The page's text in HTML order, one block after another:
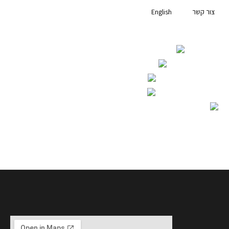
צור קשר English